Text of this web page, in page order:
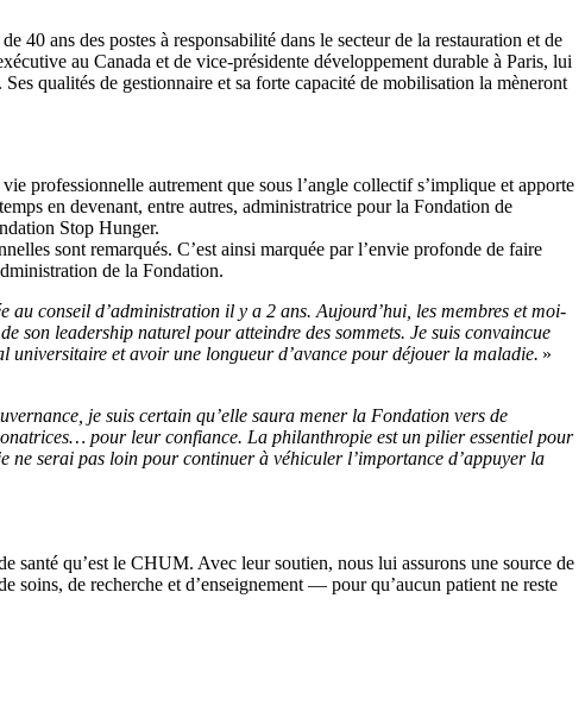
ans des postes à responsabilité dans le secteur de la restauration et de
au Canada et de vice-présidente développement durable à Paris, lui
qualités de gestionnaire et sa forte capacité de mobilisation la mèneront
professionnelle autrement que sous l’angle collectif s’implique et apporte
en devenant, entre autres, administratrice pour la Fondation de
Stop Hunger.
sont remarqués. C’est ainsi marquée par l’envie profonde de faire
de la Fondation.
conseil d’administration il y a 2 ans. Aujourd’hui, les membres et moi-
son leadership naturel pour atteindre des sommets. Je suis convaincue
universitaire et avoir une longueur d’avance pour déjouer la maladie. »
je suis certain qu’elle saura mener la Fondation vers de
pour leur confiance. La philanthropie est un pilier essentiel pour
ne serai pas loin pour continuer à véhiculer l’importance d’appuyer la
santé qu’est le CHUM. Avec leur soutien, nous lui assurons une source de
soins, de recherche et d’enseignement — pour qu’aucun patient ne reste